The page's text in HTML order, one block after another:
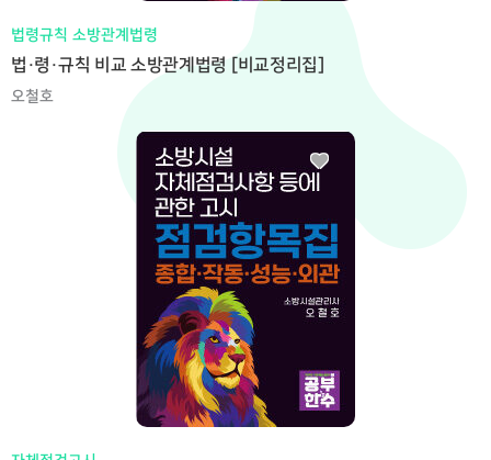
법령규칙 소방관계법령
법·령·규칙 비교 소방관계법령 [비교정리집]
오철호